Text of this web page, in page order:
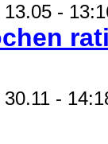
13.05 -
30.11 -